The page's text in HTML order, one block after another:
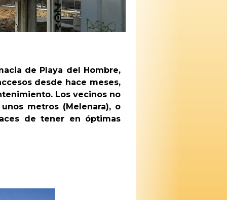
de Playa del Hombre,
desde hace meses,
Los vecinos no
metros (Melenara), o
de tener en óptimas